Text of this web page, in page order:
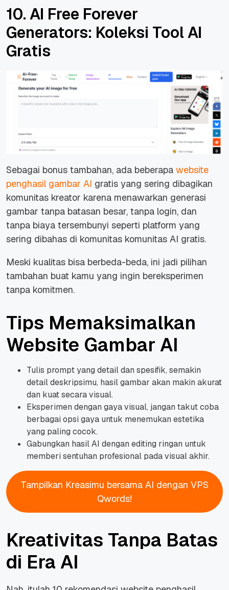
10. AI Free Forever
Generators: Koleksi Tool AI
Gratis
Sebagai bonus tambahan, ada beberapa website
penghasil gambar AI gratis yang sering dibagikan
komunitas kreator karena menawarkan generasi
gambar tanpa batasan besar, tanpa login, dan
tanpa biaya tersembunyi seperti platform yang
sering dibahas di komunitas komunitas AI gratis.
Meski kualitas bisa berbeda-beda, ini jadi pilihan
tambahan buat kamu yang ingin bereksperimen
tanpa komitmen.
Tips Memaksimalkan
Website Gambar AI
Tulis prompt yang detail dan spesifik, semakin
detail deskripsimu, hasil gambar akan makin akurat
dan kuat secara visual.
Eksperimen dengan gaya visual, jangan takut coba
berbagai opsi gaya untuk menemukan estetika
yang paling cocok.
Gabungkan hasil AI dengan editing ringan untuk
memberi sentuhan profesional pada visual akhir.
Tampilkan Kreasimu bersama AI dengan VPS
Qwords!
Kreativitas Tanpa Batas
di Era AI